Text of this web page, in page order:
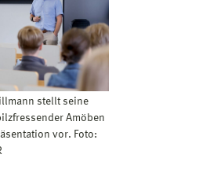
stellt seine
Amöben
vor. Foto: